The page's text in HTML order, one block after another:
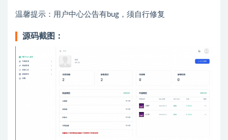
温馨提示：用户中心公告有bug，须自行修复
源码截图：